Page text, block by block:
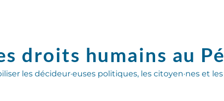
droits humains au
les décideur·euses politiques, les citoyen·nes et